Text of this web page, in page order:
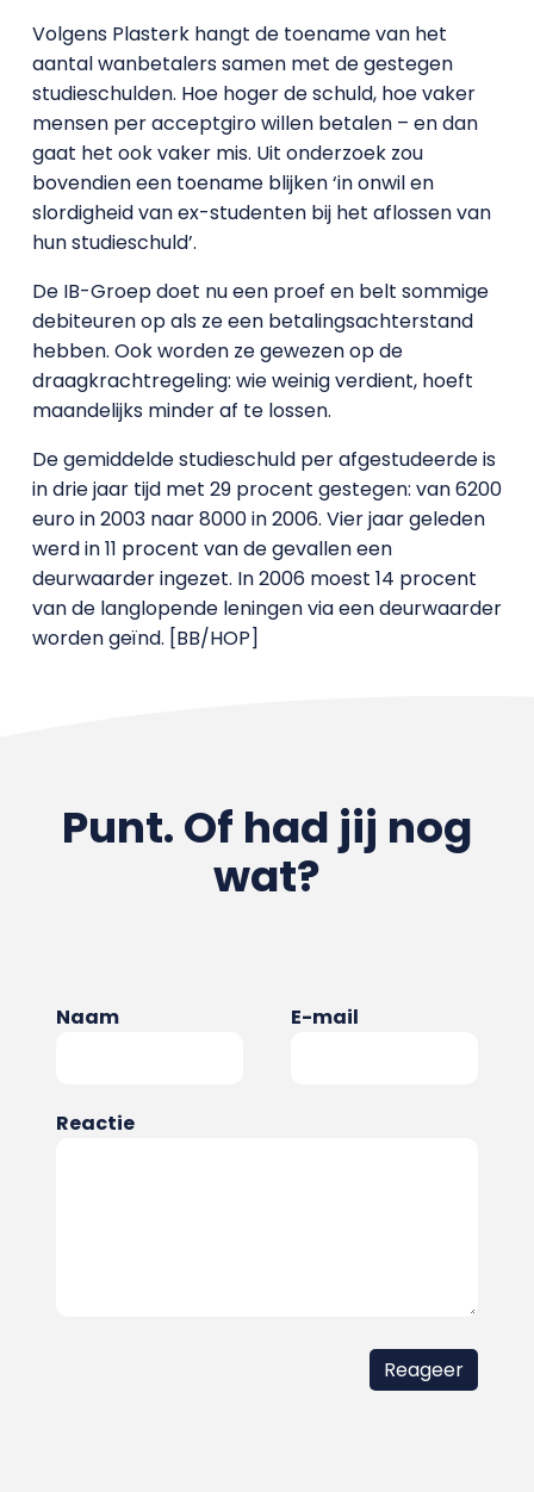
Volgens Plasterk hangt de toename van het
aantal wanbetalers samen met de gestegen
studieschulden. Hoe hoger de schuld, hoe vaker
mensen per acceptgiro willen betalen – en dan
gaat het ook vaker mis. Uit onderzoek zou
bovendien een toename blijken ‘in onwil en
slordigheid van ex-studenten bij het aflossen van
hun studieschuld’.
De IB-Groep doet nu een proef en belt sommige
debiteuren op als ze een betalingsachterstand
hebben. Ook worden ze gewezen op de
draagkrachtregeling: wie weinig verdient, hoeft
maandelijks minder af te lossen.
De gemiddelde studieschuld per afgestudeerde is
in drie jaar tijd met 29 procent gestegen: van 6200
euro in 2003 naar 8000 in 2006. Vier jaar geleden
werd in 11 procent van de gevallen een
deurwaarder ingezet. In 2006 moest 14 procent
van de langlopende leningen via een deurwaarder
worden geïnd. [BB/HOP]
Punt. Of had jij nog
wat?
Naam E-mail
Reactie